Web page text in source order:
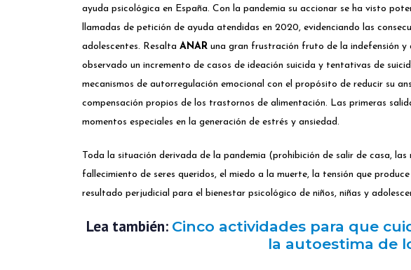
ayuda psicológica en España. Con la pandemia su accionar se ha visto
llamadas de petición de ayuda atendidas en 2020, evidenciando las
adolescentes. Resalta ANAR una gran frustración fruto de la indefensión y
observado un incremento de casos de ideación suicida y tentativas de
mecanismos de autorregulación emocional con el propósito de reducir su
compensación propios de los trastornos de alimentación. Las primeras
momentos especiales en la generación de estrés y ansiedad.
Toda la situación derivada de la pandemia (prohibición de salir de casa,
fallecimiento de seres queridos, el miedo a la muerte, la tensión que
resultado perjudicial para el bienestar psicológico de niños, niñas y
Lea también: Cinco actividades para que
la autoestima de